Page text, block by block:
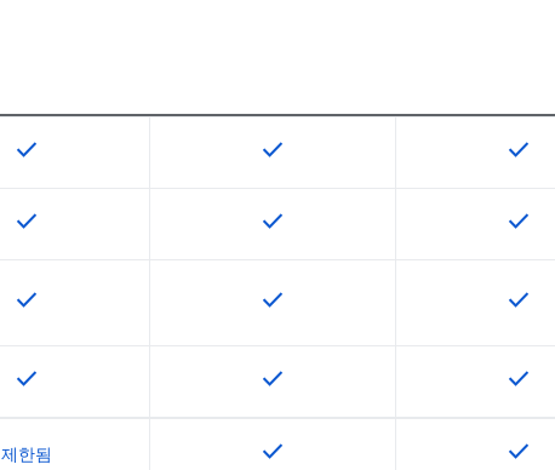
이 기능은 SKU에서 사용할 수 있습니다.
check 이 기능은 SKU에서 사용할 수 있습
check 이 기
check
이 기능은 SKU에서 사용할 수 있습니다.
check 이 기능은 SKU에서 사용할 수 있습
check 이 기
check
이 기능은 SKU에서 사용할 수 있습니다.
check 이 기능은 SKU에서 사용할 수 있습
check 이 기
check
이 기능은 SKU에서 사용할 수 있습니다.
check 이 기능은 SKU에서 사용할 수 있습
check 이 기
check
제한됨 이 기능은 SKU에서 사용할 수 있습
check 이 기
check